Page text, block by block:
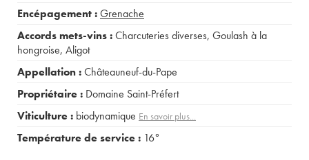
Encépagement :Grenache
Accords mets-vins :Charcuteries diverses, Goulash à la
hongroise, Aligot
Appellation :Châteauneuf-du-Pape
Propriétaire : Domaine Saint-Préfert
Viticulture : biodynamique En savoir plus...
Température de service : 16°